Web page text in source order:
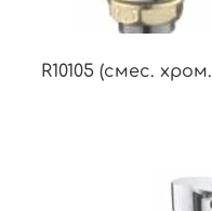
R10105 (смес.